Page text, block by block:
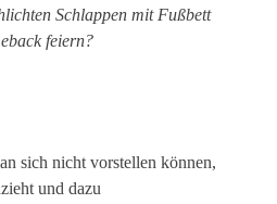
Schlappen mit Fußbett
feiern?
sich nicht vorstellen können,
und dazu